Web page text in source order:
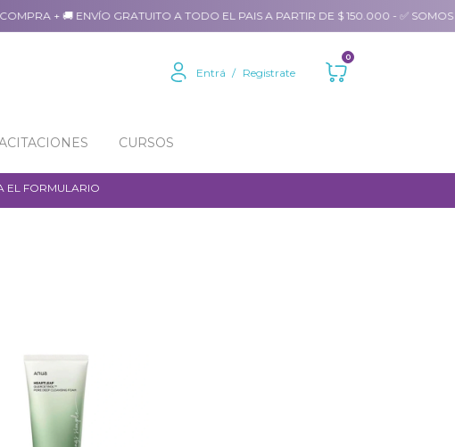
+ 🚚 ENVÍO GRATUITO A TODO EL PAIS A PARTIR DE $ 150.000 - ✅
Entrá / Registrate
0
CURSOS
EL FORMULARIO